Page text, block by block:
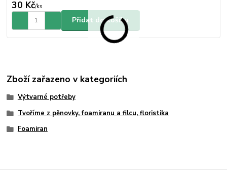
30 Kč/ks
Přidat do košíku
Zboží zařazeno v kategoriích
Výtvarné potřeby
Tvoříme z pěnovky, foamiranu a filcu, floristika
Foamiran